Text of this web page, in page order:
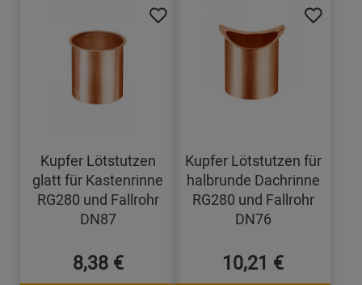
Kupfer Lötstutzen
glatt für Kastenrinne
RG280 und Fallrohr
DN87
8,38 €
Kupfer Lötstutzen für
halbrunde Dachrinne
RG280 und Fallrohr
DN76
10,21 €